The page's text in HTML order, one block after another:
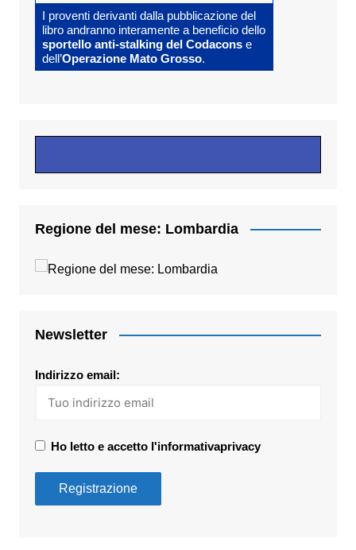
I proventi derivanti dalla pubblicazione del
libro andranno interamente a beneficio dello
sportello anti-stalking del Codaconse
dell’Operazione Mato Grosso.
Regione del mese: Lombardia
Newsletter
Indirizzo email:
Ho letto e accetto l'informativaprivacy